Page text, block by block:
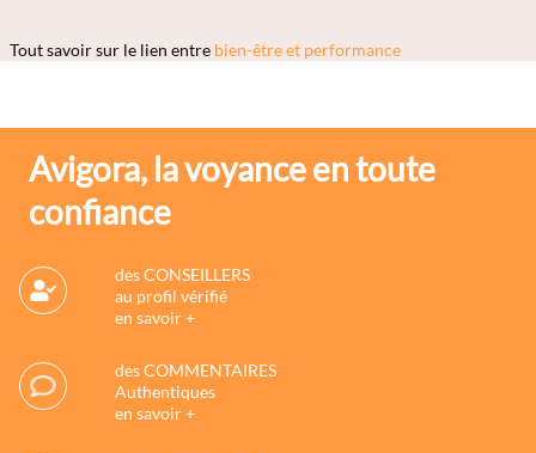
Tout savoir sur le lien entre bien-être et performance
Avigora, la voyance en toute
confiance
des CONSEILLERS
au profil vérifié
en savoir +
des COMMENTAIRES
Authentiques
en savoir +